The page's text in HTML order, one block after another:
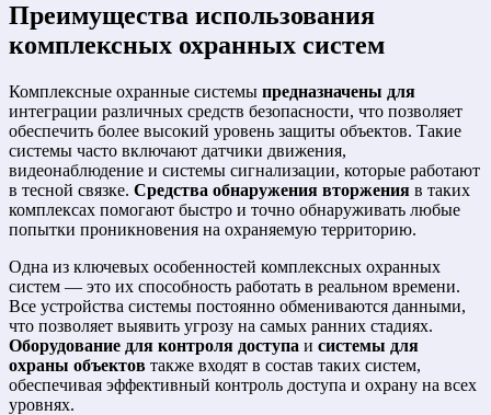
Преимущества использования
комплексных охранных систем
Комплексные охранные системы предназначены для
интеграции различных средств безопасности, что позволяет
обеспечить более высокий уровень защиты объектов. Такие
системы часто включают датчики движения,
видеонаблюдение и системы сигнализации, которые работают
в тесной связке. Средства обнаружения вторжения в таких
комплексах помогают быстро и точно обнаруживать любые
попытки проникновения на охраняемую территорию.
Одна из ключевых особенностей комплексных охранных
систем — это их способность работать в реальном времени.
Все устройства системы постоянно обмениваются данными,
что позволяет выявить угрозу на самых ранних стадиях.
Оборудование для контроля доступа и системы для
охраны объектов также входят в состав таких систем,
обеспечивая эффективный контроль доступа и охрану на всех
уровнях.